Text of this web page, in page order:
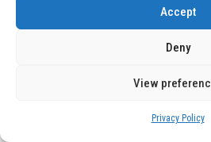
Accept
Deny
View
Privacy Policy
February
ruedas todo terreno:
adquisición